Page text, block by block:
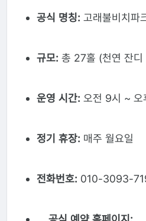
공식 명칭: 고래불비치파
규모: 총 27홀 (천연 잔디
운영 시간: 오전 9시 ~
정기 휴장: 매주 월요일
전화번호: 010-3093-